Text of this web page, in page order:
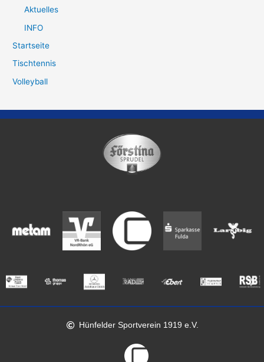
Aktuelles
INFO
Startseite
Tischtennis
Volleyball
Hünfelder Sportverein 1919 e.V.